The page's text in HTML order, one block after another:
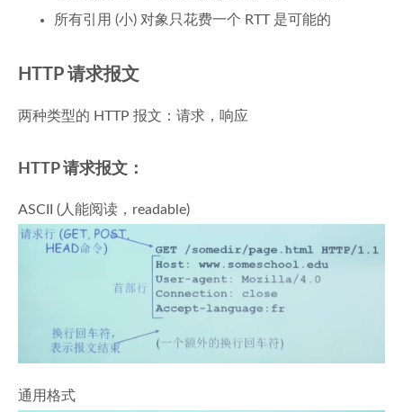
所有引用 (小) 对象只花费一个 RTT 是可能的
HTTP 请求报文
两种类型的 HTTP 报文：请求，响应
HTTP 请求报文：
ASCII (人能阅读，readable)
通用格式